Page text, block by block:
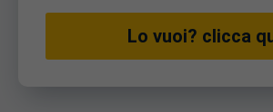
Lo vuoi? clicca